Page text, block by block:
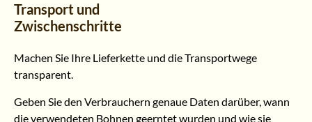
Transport und
Zwischenschritte
Machen Sie Ihre Lieferkette und die Transportwege
transparent.
Geben Sie den Verbrauchern genaue Daten darüber, wann
die verwendeten Bohnen geerntet wurden und wie sie